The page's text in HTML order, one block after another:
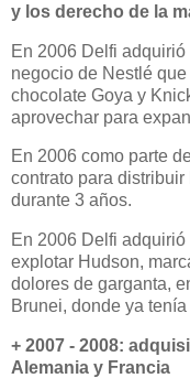
y los derecho de la
En 2006 Delfi
negocio de Nestlé
chocolate Goya y
aprovechar para
En 2006 como parte
contrato para
durante 3 años.
En 2006 Delfi
explotar Hudson,
dolores de garganta,
Brunei, donde ya
+ 2007 - 2008:
Alemania y Francia